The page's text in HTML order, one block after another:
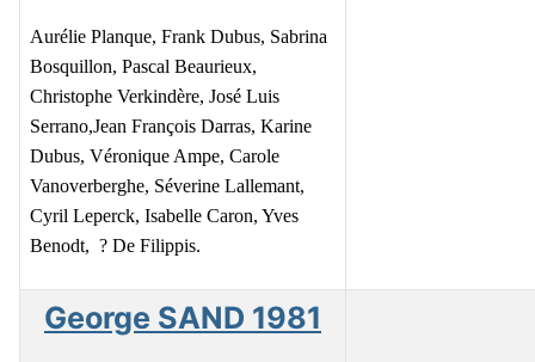
Aurélie Planque, Frank Dubus, Sabrina
Bosquillon, Pascal Beaurieux,
Christophe Verkindère, José Luis
Serrano,Jean François Darras, Karine
Dubus, Véronique Ampe, Carole
Vanoverberghe, Séverine Lallemant,
Cyril Leperck, Isabelle Caron, Yves
Benodt, ? De Filippis.
George SAND 1981